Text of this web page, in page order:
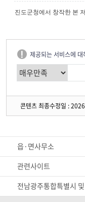
진도군청에서 창작한 본
제공되는 서비스에
콘텐츠 최종수정일 :
읍·면사무소
관련사이트
전남광주통합특별시